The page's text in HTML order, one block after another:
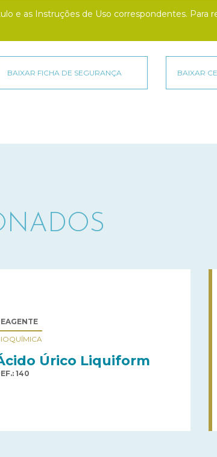
e as Instruções de Uso correspondentes.
Úrico Liquiform
140